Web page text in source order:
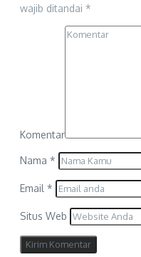
wajib ditandai *
Komentar
Nama *
Email *
Situs Web